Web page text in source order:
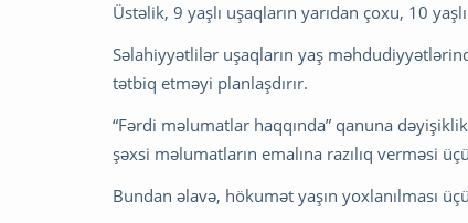
Üstəlik, 9 yaşlı uşaqların yarıdan çoxu, 10
Səlahiyyətlilər uşaqların yaş
tətbiq etməyi planlaşdırır.
“Fərdi məlumatlar haqqında” qanuna
şəxsi məlumatların emalına razılıq verməsi
Bundan əlavə, hökumət yaşın yoxlanılması